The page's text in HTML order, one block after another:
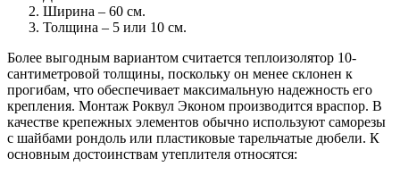
Ширина – 60 см.
Толщина – 5 или 10 см.
Более выгодным вариантом считается теплоизолятор 10-
сантиметровой толщины, поскольку он менее склонен к
прогибам, что обеспечивает максимальную надежность его
крепления. Монтаж Роквул Эконом производится враспор. В
качестве крепежных элементов обычно используют саморезы
с шайбами рондоль или пластиковые тарельчатые дюбели. К
основным достоинствам утеплителя относятся: